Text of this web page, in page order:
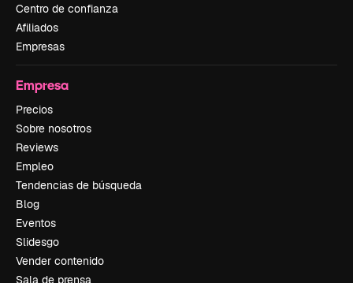
Centro de confianza
Afiliados
Empresas
Empresa
Precios
Sobre nosotros
Reviews
Empleo
Tendencias de búsqueda
Blog
Eventos
Slidesgo
Vender contenido
Sala de prensa